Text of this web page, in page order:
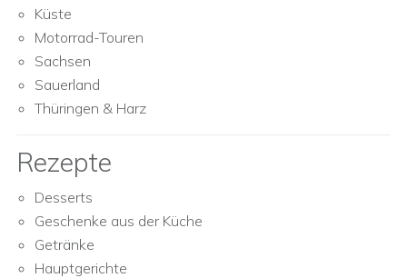
Küste
Motorrad-Touren
Sachsen
Sauerland
Thüringen & Harz
Rezepte
Desserts
Geschenke aus der Küche
Getränke
Hauptgerichte